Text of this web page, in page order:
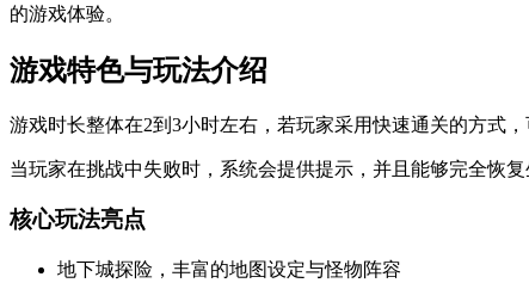
的游戏体验。
游戏特色与玩法介绍
游戏时长整体在2到3小时左右，若玩家采用快速通关的方式
当玩家在挑战中失败时，系统会提供提示，并且能够完全恢
核心玩法亮点
地下城探险，丰富的地图设定与怪物阵容